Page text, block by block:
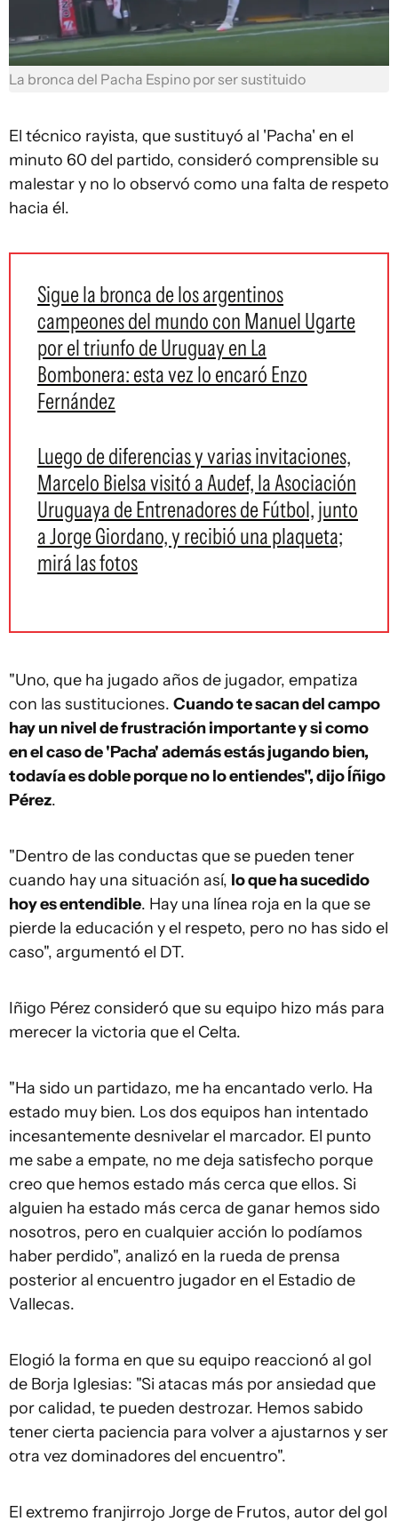
La bronca del Pacha Espino por ser sustituido
El técnico rayista, que sustituyó al 'Pacha' en el
minuto 60 del partido, consideró comprensible su
malestar y no lo observó como una falta de respeto
hacia él.
Sigue la bronca de los argentinos
campeones del mundo con Manuel Ugarte
por el triunfo de Uruguay en La
Bombonera: esta vez lo encaró Enzo
Fernández
Luego de diferencias y varias invitaciones,
Marcelo Bielsa visitó a Audef, la Asociación
Uruguaya de Entrenadores de Fútbol, junto
a Jorge Giordano, y recibió una plaqueta;
mirá las fotos
"Uno, que ha jugado años de jugador, empatiza
con las sustituciones. Cuando te sacan del campo
hay un nivel de frustración importante y si como
en el caso de 'Pacha' además estás jugando bien,
todavía es doble porque no lo entiendes", dijo Íñigo
Pérez.
"Dentro de las conductas que se pueden tener
cuando hay una situación así, lo que ha sucedido
hoy es entendible. Hay una línea roja en la que se
pierde la educación y el respeto, pero no has sido el
caso", argumentó el DT.
Iñigo Pérez consideró que su equipo hizo más para
merecer la victoria que el Celta.
"Ha sido un partidazo, me ha encantado verlo. Ha
estado muy bien. Los dos equipos han intentado
incesantemente desnivelar el marcador. El punto
me sabe a empate, no me deja satisfecho porque
creo que hemos estado más cerca que ellos. Si
alguien ha estado más cerca de ganar hemos sido
nosotros, pero en cualquier acción lo podíamos
haber perdido", analizó en la rueda de prensa
posterior al encuentro jugador en el Estadio de
Vallecas.
Elogió la forma en que su equipo reaccionó al gol
de Borja Iglesias: "Si atacas más por ansiedad que
por calidad, te pueden destrozar. Hemos sabido
tener cierta paciencia para volver a ajustarnos y ser
otra vez dominadores del encuentro".
El extremo franjirrojo Jorge de Frutos, autor del gol